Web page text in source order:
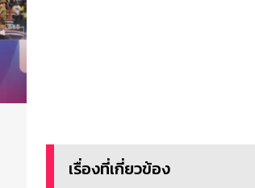
เรื่องที่เกี่ยวข้อง